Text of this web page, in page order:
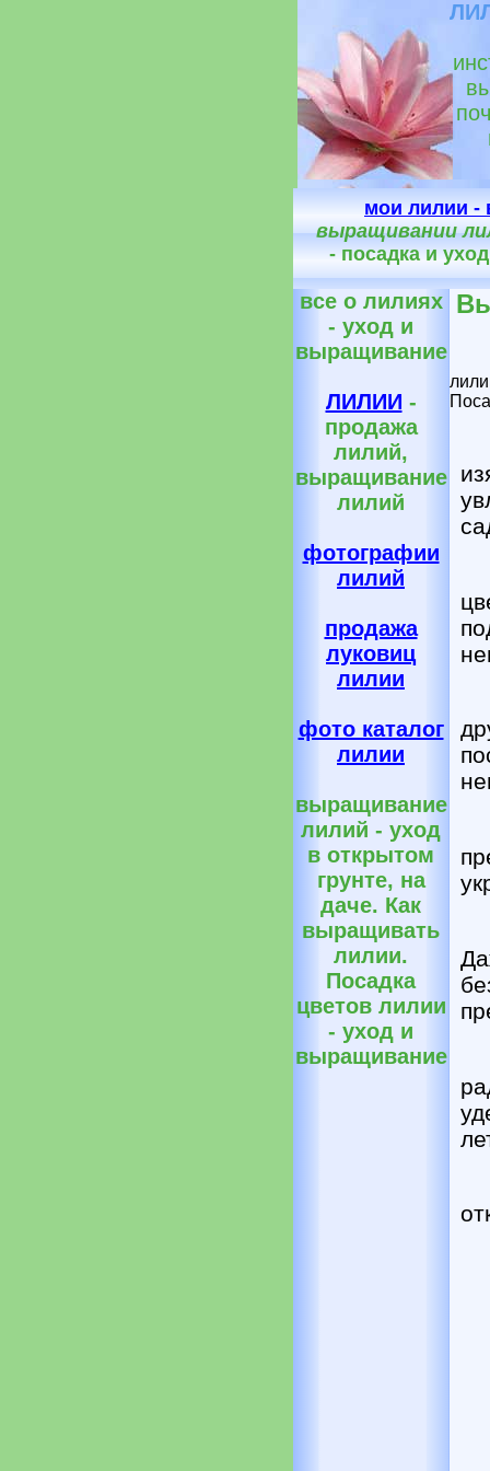
мои лилии -
выращивании
- посадка и
все о лилиях
- уход и
выращивание
ЛИЛИИ -
продажа
лилий,
выращивание
лилий
фотографии
лилий
продажа
луковиц
лилии
фото каталог
лилии
выращивание
лилий - уход
в открытом
грунте, на
даче. Как
выращивать
лилии.
Посадка
цветов лилии
- уход и
выращивание